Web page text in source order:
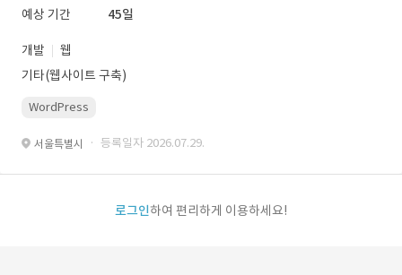
예상 기간
45일
개발
웹
기타(웹사이트 구축)
WordPress
서울특별시 · 등록일자 2026.07.29.
로그인하여 편리하게 이용하세요!